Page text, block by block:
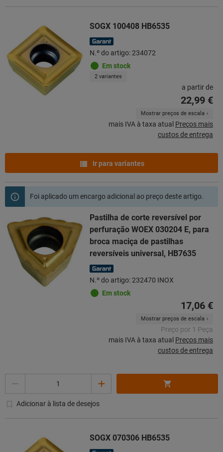
SOGX 100408 HB6535
N.º do artigo: 234072
Em stock
2 variantes
a partir de
22,99 €
Mostrar preços de escala
mais IVA à taxa atual Preços mais
custos de entrega
Ir para variantes
Foi aplicado um encargo adicional ao preço deste artigo.
Pastilha de corte reversível por
perfuração WOEX 030204 E, para
broca maciça de pastilhas
reversíveis universal, HB7635
N.º do artigo: 232470 INOX
Em stock
17,06 €
Mostrar preços de escala
Preço por 1 Peça
mais IVA à taxa atual Preços mais
custos de entrega
Adicionar à lista de desejos
SOGX 070306 HB6535